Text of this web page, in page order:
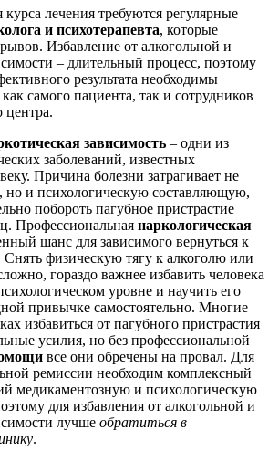
лечения требуются регулярные
и психотерапевта, которые
Избавление от алкогольной и
– длительный процесс, поэтому
результата необходимы
самого пациента, так и сотрудников
центра.
зависимость – одни из
заболеваний, известных
Причина болезни затрагивает не
но и психологическую составляющую,
побороть пагубное пристрастие
Профессиональная наркологическая
шанс для зависимого вернуться к
физическую тягу к алкоголю или
гораздо важнее избавить человека
уровне и научить его
привычке самостоятельно. Многие
избавиться от пагубного пристрастия
усилия, но без профессиональной
все они обречены на провал. Для
ремиссии необходим комплексный
медикаментозную и психологическую
для избавления от алкогольной и
лучше обратиться в
.